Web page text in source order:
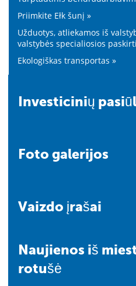
Priimkite Ełk šunį »
Užduotys, atliekamos iš
valstybės specialiosios
Ekologiškas transportas »
Investicinių
Foto galerijos
Vaizdo įrašai
Naujienos iš miesto
rotušė